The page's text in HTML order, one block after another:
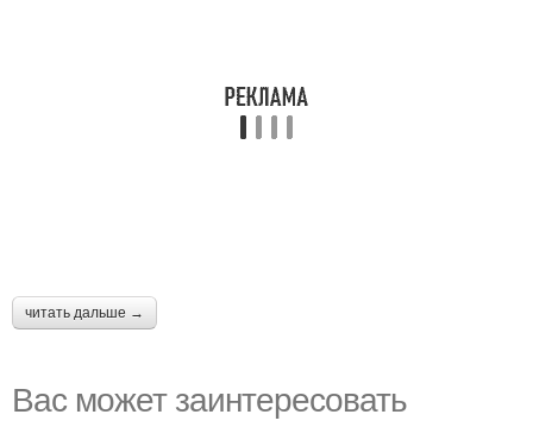
читать дальше →
Вас может заинтересовать